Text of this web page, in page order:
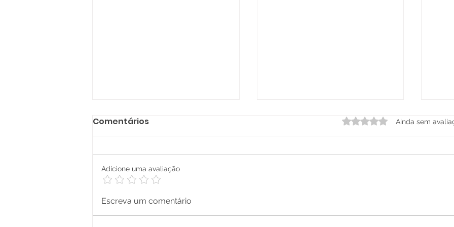
Jogos e Brincadeiras
Populares Brasileiros
como acolher e criar
Comentários Avaliado com 0 de 5
Ainda sem
Adicione uma avaliação
Escreva um comentário